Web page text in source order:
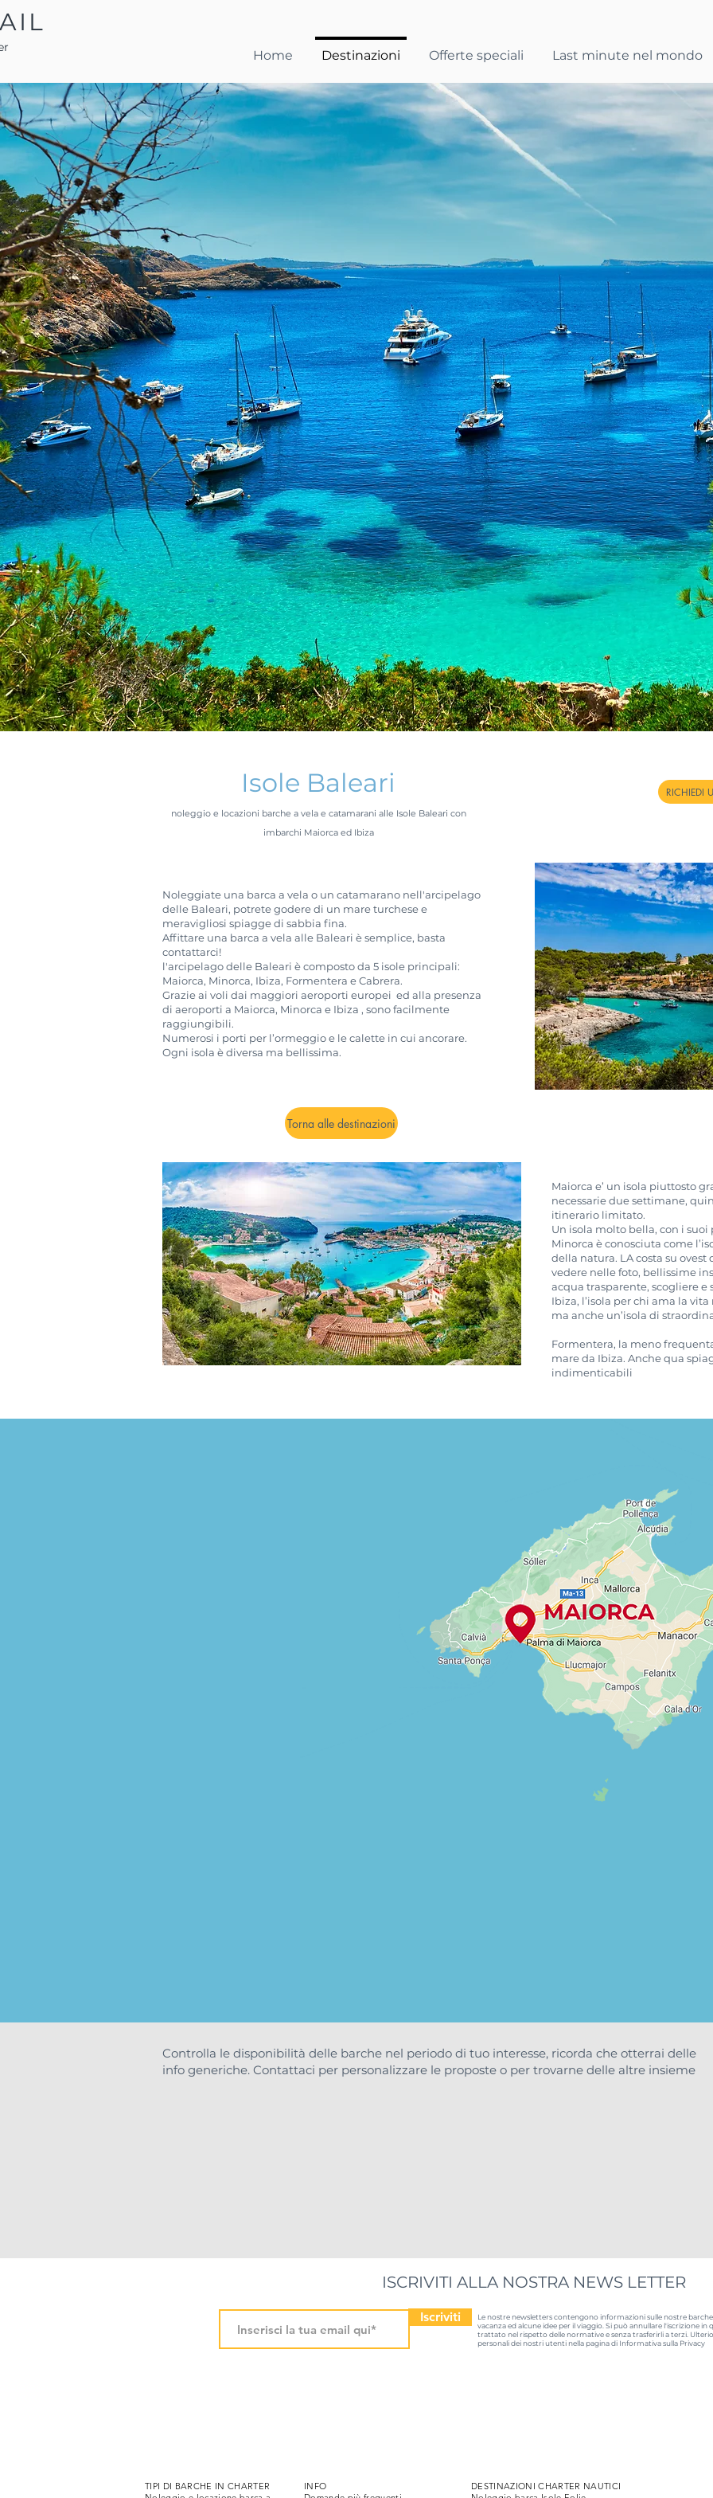
Home Destinazioni Offerte speciali Last minute nel mondo
Isole Baleari
noleggio e locazioni barche a vela e catamarani alle Isole Baleari con
imbarchi Maiorca ed Ibiza
Noleggiate una barca a vela o un catamarano nell'arcipelago
delle Baleari, potrete godere di un mare turchese e
meravigliosi spiagge di sabbia fina.
Affittare una barca a vela alle Baleari è semplice, basta
contattarci!
l'arcipelago delle Baleari è composto da 5 isole principali:
Maiorca, Minorca, Ibiza, Formentera e Cabrera.
Grazie ai voli dai maggiori aeroporti europei ed alla presenza
di aeroporti a Maiorca, Minorca e Ibiza , sono facilmente
raggiungibili.
Numerosi i porti per l’ormeggio e le calette in cui ancorare.
Ogni isola è diversa ma bellissima.
RICHIEDI
Torna alle destinazioni
Maiorca e’ un isola piuttosto
necessarie due settimane,
itinerario limitato.
Un isola molto bella, con i suoi
Minorca è conosciuta come
della natura. LA costa su
vedere nelle foto, bellissime
acqua trasparente, scogliere e
Ibiza, l’isola per chi ama la
ma anche un’isola di
Formentera, la meno
mare da Ibiza. Anche qua
indimenticabili
Controlla le disponibilità delle barche nel periodo di tuo interesse, ricorda che otterrai delle
info generiche. Contattaci per personalizzare le proposte o per trovarne delle altre insieme
ISCRIVITI ALLA NOSTRA NEWS LETTER
Iscriviti
Le nostre newsletters contengono informazioni sulle nostre
vacanza ed alcune idee per il viaggio. Si può annullare l'iscrizione
trattato nel rispetto delle normative e senza trasferirli a terzi.
personali dei nostri utenti nella pagina di Informativa sulla Privacy
TIPI DI BARCHE IN CHARTER
INFO
DESTINAZIONI CHARTER NAUTICI